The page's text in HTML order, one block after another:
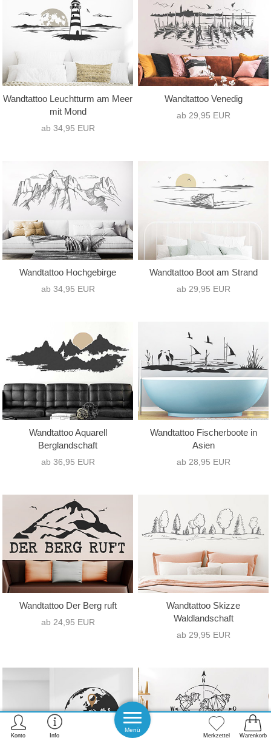
Wandtattoo Leuchtturm am Meer
mit Mond
ab 34,95 EUR
Wandtattoo Venedig
ab 29,95 EUR
Wandtattoo Hochgebirge
ab 34,95 EUR
Wandtattoo Boot am Strand
ab 29,95 EUR
Wandtattoo Aquarell
Berglandschaft
ab 36,95 EUR
Wandtattoo Fischerboote in
Asien
ab 28,95 EUR
Wandtattoo Der Berg ruft
ab 24,95 EUR
Wandtattoo Skizze
Waldlandschaft
ab 29,95 EUR
Warenkorb
Merkzettel
Menü
Konto Info